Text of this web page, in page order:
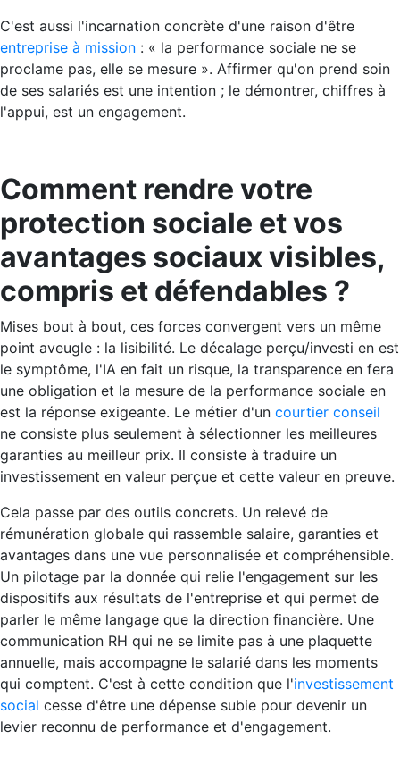
C'est aussi l'incarnation concrète d'une raison d'être
entreprise à mission : « la performance sociale ne se
proclame pas, elle se mesure ». Affirmer qu'on prend soin
de ses salariés est une intention ; le démontrer, chiffres à
l'appui, est un engagement.
Comment rendre votre
protection sociale et vos
avantages sociaux visibles,
compris et défendables ?
Mises bout à bout, ces forces convergent vers un même
point aveugle : la lisibilité. Le décalage perçu/investi en est
le symptôme, l'IA en fait un risque, la transparence en fera
une obligation et la mesure de la performance sociale en
est la réponse exigeante. Le métier d'un courtier conseil
ne consiste plus seulement à sélectionner les meilleures
garanties au meilleur prix. Il consiste à traduire un
investissement en valeur perçue et cette valeur en preuve.
Cela passe par des outils concrets. Un relevé de
rémunération globale qui rassemble salaire, garanties et
avantages dans une vue personnalisée et compréhensible.
Un pilotage par la donnée qui relie l'engagement sur les
dispositifs aux résultats de l'entreprise et qui permet de
parler le même langage que la direction financière. Une
communication RH qui ne se limite pas à une plaquette
annuelle, mais accompagne le salarié dans les moments
qui comptent. C'est à cette condition que l'investissement
social cesse d'être une dépense subie pour devenir un
levier reconnu de performance et d'engagement.